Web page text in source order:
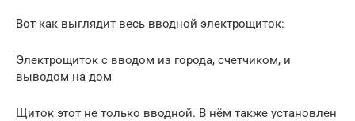
Вот как выглядит весь вводной электрощиток:
Электрощиток с вводом из города, счетчиком, и
выводом на дом
Щиток этот не только вводной. В нём также установлен